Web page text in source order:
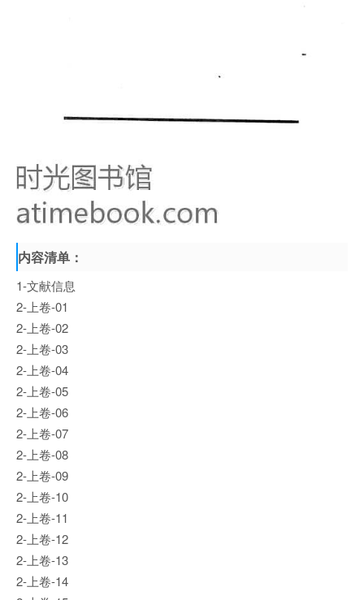
内容清单：
1-文献信息
2-上卷-01
2-上卷-02
2-上卷-03
2-上卷-04
2-上卷-05
2-上卷-06
2-上卷-07
2-上卷-08
2-上卷-09
2-上卷-10
2-上卷-11
2-上卷-12
2-上卷-13
2-上卷-14